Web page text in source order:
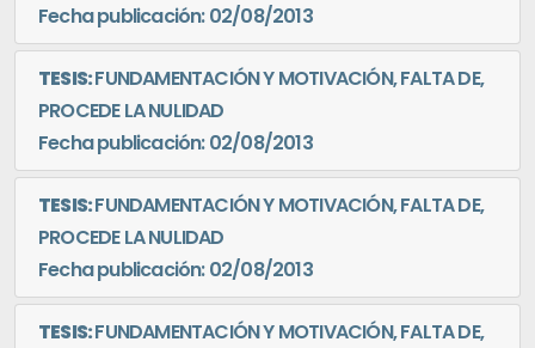
Fecha publicación: 02/08/2013
TESIS:FUNDAMENTACIÓN Y MOTIVACIÓN, FALTA DE,
PROCEDE LA NULIDAD
Fecha publicación: 02/08/2013
TESIS:FUNDAMENTACIÓN Y MOTIVACIÓN, FALTA DE,
PROCEDE LA NULIDAD
Fecha publicación: 02/08/2013
TESIS:FUNDAMENTACIÓN Y MOTIVACIÓN, FALTA DE,